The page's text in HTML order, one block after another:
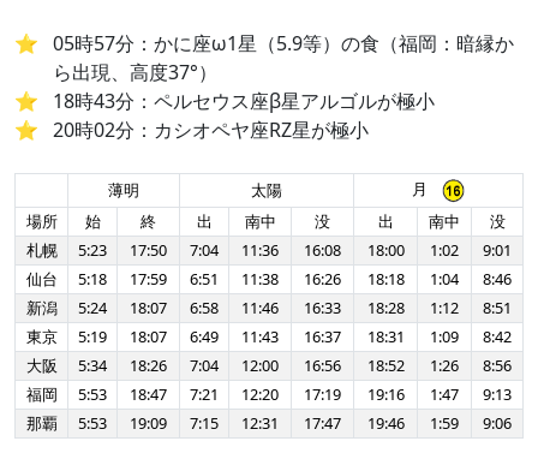
05時57分：かに座ω1星（5.9等）の食（福岡：暗縁か
ら出現、高度37°）
18時43分：ペルセウス座β星アルゴルが極小
20時02分：カシオペヤ座RZ星が極小
薄明 太陽
月
場所
始 終 出 南中 没 出 南中
没
札幌
5:23 17:50 7:04 11:36 16:08 18:00 1:02
9:01
仙台
5:18 17:59 6:51 11:38 16:26 18:18 1:04
8:46
新潟
5:24 18:07 6:58 11:46 16:33 18:28 1:12
8:51
東京
5:19 18:07 6:49 11:43 16:37 18:31 1:09
8:42
大阪
5:34 18:26 7:04 12:00 16:56 18:52 1:26
8:56
福岡
5:53 18:47 7:21 12:20 17:19 19:16 1:47
9:13
那覇
5:53 19:09 7:15 12:31 17:47 19:46 1:59 9:06